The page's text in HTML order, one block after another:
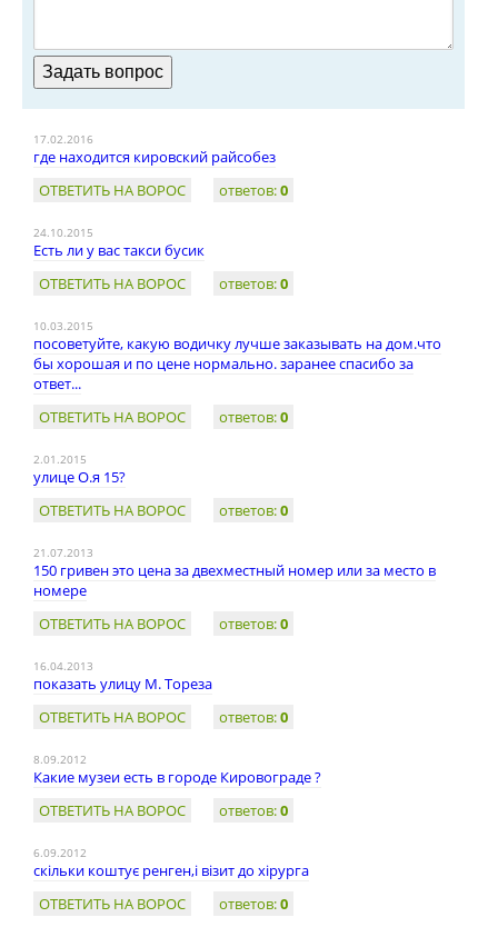
17.02.2016
где находится кировский райсобез
ОТВЕТИТЬ НА ВОРОС
ответов:0
24.10.2015
Есть ли у вас такси бусик
ОТВЕТИТЬ НА ВОРОС
ответов:0
10.03.2015
посоветуйте, какую водичку лучше заказывать на дом.что
бы хорошая и по цене нормально. заранее спасибо за
ответ...
ОТВЕТИТЬ НА ВОРОС
ответов:0
2.01.2015
улице О.я 15?
ОТВЕТИТЬ НА ВОРОС
ответов:0
21.07.2013
150 гривен это цена за двехместный номер или за место в
номере
ОТВЕТИТЬ НА ВОРОС
ответов:0
16.04.2013
показать улицу М. Тореза
ОТВЕТИТЬ НА ВОРОС
ответов:0
8.09.2012
Какие музеи есть в городе Кировограде ?
ОТВЕТИТЬ НА ВОРОС
ответов:0
6.09.2012
скільки коштує ренген,і візит до хірурга
ОТВЕТИТЬ НА ВОРОС
ответов:0